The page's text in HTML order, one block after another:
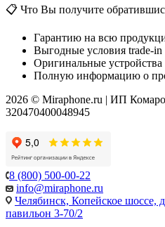
📋 Что Вы получите
Гарантию на всю
Выгодные условия trade-
Оригинальные
Полную информацию о
2026 © Miraphone.ru | ИП
320470400048945
8 (800) 500-00-22
info@miraphone.ru
Челябинск, Копейское шоссе,
павильон 3-70/2